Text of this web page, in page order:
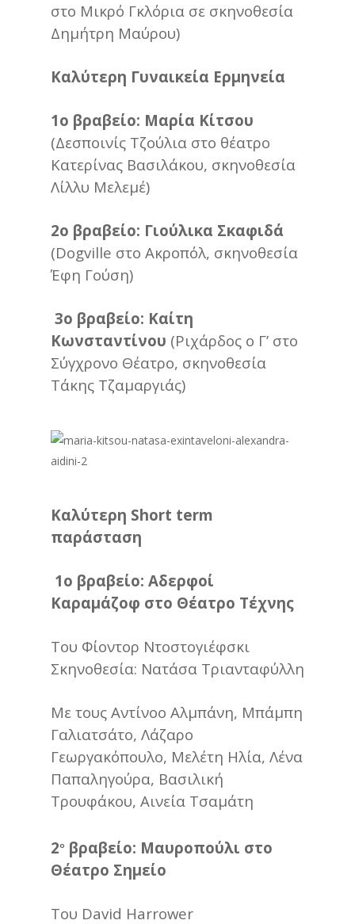
στο Μικρό Γκλόρια σε σκηνοθεσία
Δημήτρη Μαύρου)
Καλύτερη Γυναικεία Ερμηνεία
1ο βραβείο: Μαρία Κίτσου
(Δεσποινίς Τζούλια στο θέατρο
Κατερίνας Βασιλάκου, σκηνοθεσία
Λίλλυ Μελεμέ)
2ο βραβείο: Γιούλικα Σκαφιδά
(Dogville στο Ακροπόλ, σκηνοθεσία
Έφη Γούση)
3ο βραβείο: Καίτη
Κωνσταντίνου (Ριχάρδος ο Γ’ στο
Σύγχρονο Θέατρο, σκηνοθεσία
Τάκης Τζαμαργιάς)
Καλύτερη Short term
παράσταση
1ο βραβείο: Αδερφοί
Καραμάζοφ στο Θέατρο Τέχνης
Του Φίοντορ Ντοστογιέφσκι
Σκηνοθεσία: Νατάσα Τριανταφύλλη
Με τους Αντίνοο Αλμπάνη, Μπάμπη
Γαλιατσάτο, Λάζαρο
Γεωργακόπουλο, Μελέτη Ηλία, Λένα
Παπαληγούρα, Βασιλική
Τρουφάκου, Αινεία Τσαμάτη
2ο βραβείο: Μαυροπούλι στο
Θέατρο Σημείο
Του David Harrower